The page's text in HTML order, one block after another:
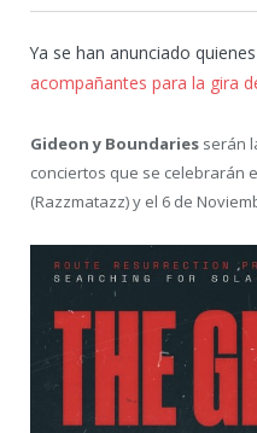
Ya se han anunciado
acompañantes para la gira
Gideon y Boundaries serán
conciertos que se celebrarán
(Razzmatazz) y el 6 de